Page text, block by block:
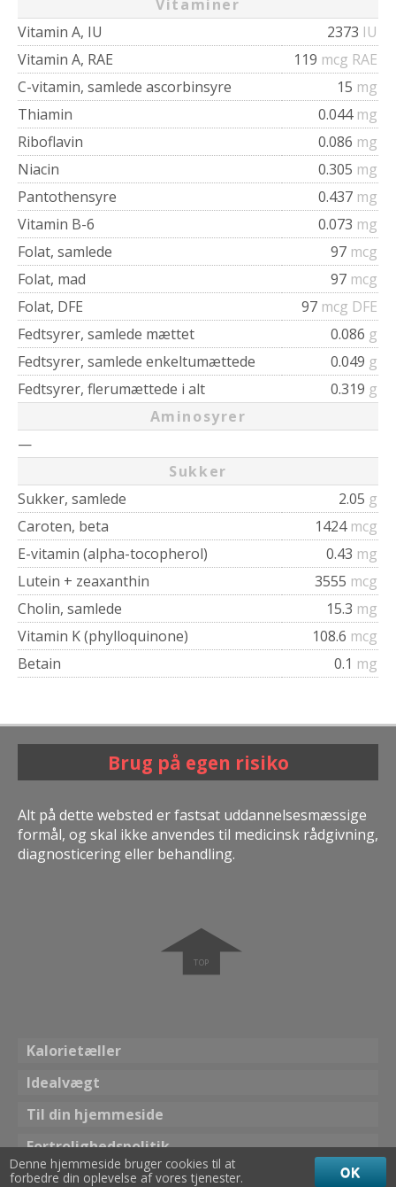
Vitaminer
Vitamin A, IU
2373 IU
Vitamin A, RAE
119 mcg RAE
C-vitamin, samlede ascorbinsyre
15 mg
Thiamin
0.044 mg
Riboflavin
0.086 mg
Niacin
0.305 mg
Pantothensyre
0.437 mg
Vitamin B-6
0.073 mg
Folat, samlede
97 mcg
Folat, mad
97 mcg
Folat, DFE
97 mcg DFE
Fedtsyrer, samlede mættet
0.086 g
Fedtsyrer, samlede enkeltumættede
0.049 g
Fedtsyrer, flerumættede i alt
0.319 g
Aminosyrer
—
Sukker
Sukker, samlede
2.05 g
Caroten, beta
1424 mcg
E-vitamin (alpha-tocopherol)
0.43 mg
Lutein + zeaxanthin
3555 mcg
Cholin, samlede
15.3 mg
Vitamin K (phylloquinone)
108.6 mcg
Betain
0.1 mg
Brug på egen risiko
Alt på dette websted er fastsat uddannelsesmæssige
formål, og skal ikke anvendes til medicinsk rådgivning,
diagnosticering eller behandling.
➧
Kalorietæller
Idealvægt
Til din hjemmeside
Fortrolighedspolitik
Tema
Denne hjemmeside bruger cookies til at
forbedre din oplevelse af vores tjenester.
OK